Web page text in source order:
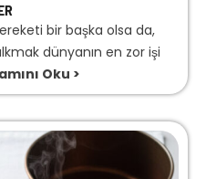
bir başka olsa da,
dünyanın en zor işi
Oku >